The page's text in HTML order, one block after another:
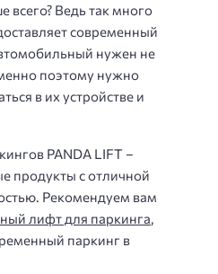
всего? Ведь так много
современный
нужен не
поэтому нужно
в их устройстве и
PANDA LIFT –
продукты с отличной
Рекомендуем вам
лифт для паркинга,
паркинг в